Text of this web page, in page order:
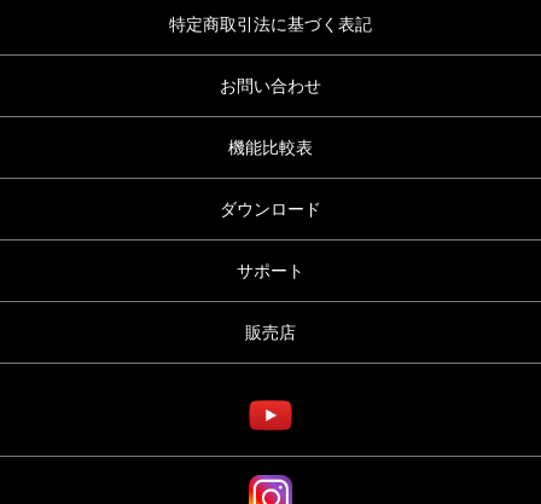
特定商取引法に基づく表記
お問い合わせ
機能比較表
ダウンロード
サポート
販売店